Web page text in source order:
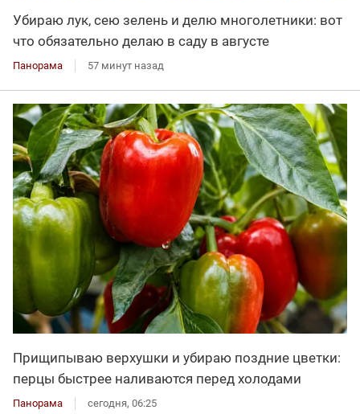
Убираю лук, сею зелень и делю многолетники: вот
что обязательно делаю в саду в августе
Панорама 57 минут назад
Прищипываю верхушки и убираю поздние цветки:
перцы быстрее наливаются перед холодами
Панорама сегодня, 06:25